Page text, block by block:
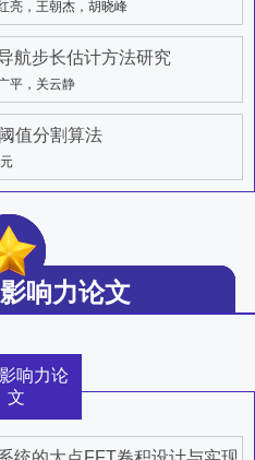
亮，王朝杰，胡晓峰
航步长估计方法研究
平，关云静
值分割算法
响力论文
响力论
文